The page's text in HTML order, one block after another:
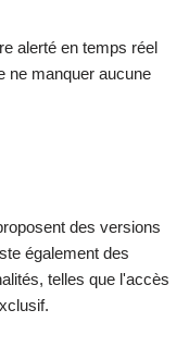
alerté en temps réel
ne manquer aucune
des versions
également des
telles que l'accès